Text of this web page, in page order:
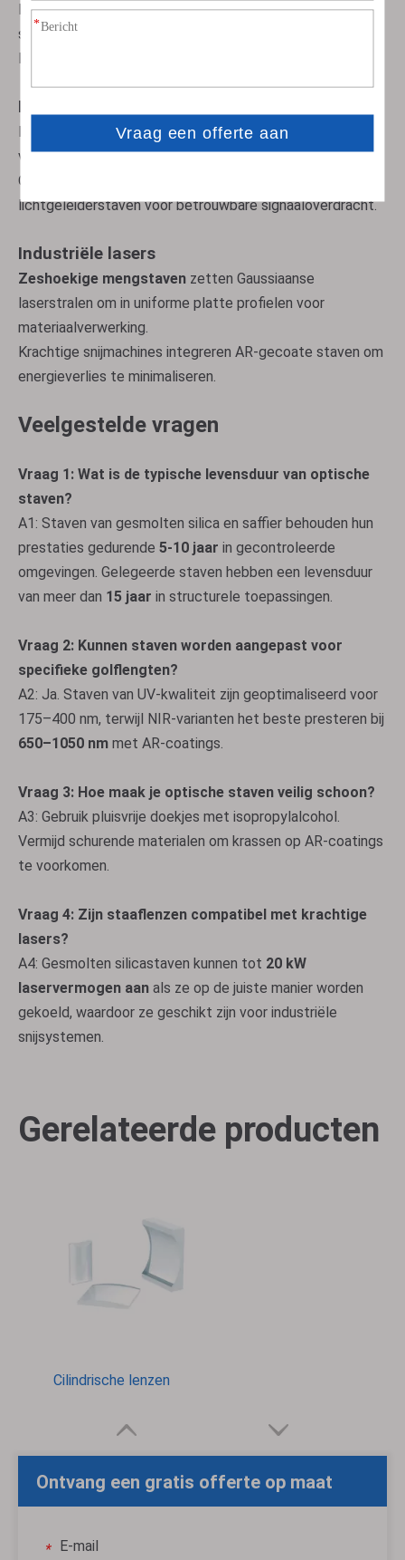
Lasertherapieapparaten maken gebruik van gesmolten
silicastaven om nauwkeurige energiedoseringen te
leveren.
Lucht- en ruimtevaart en defensie
Niobium-zirkoniumstaven versterken
vliegtuigmotoronderdelen onder extreme temperaturen.
Optische geleidingssystemen maken gebruik van
lichtgeleiderstaven voor betrouwbare signaaloverdracht.
Industriële lasers
Zeshoekige mengstaven zetten Gaussiaanse
laserstralen om in uniforme platte profielen voor
materiaalverwerking.
Krachtige snijmachines integreren AR-gecoate staven om
energieverlies te minimaliseren.
Veelgestelde vragen
Vraag 1: Wat is de typische levensduur van optische
staven?
A1: Staven van gesmolten silica en saffier behouden hun
prestaties gedurende 5-10 jaar in gecontroleerde
omgevingen. Gelegeerde staven hebben een levensduur
van meer dan 15 jaar in structurele toepassingen.
Vraag 2: Kunnen staven worden aangepast voor
specifieke golflengten?
A2: Ja. Staven van UV-kwaliteit zijn geoptimaliseerd voor
175–400 nm, terwijl NIR-varianten het beste presteren bij
650–1050 nm met AR-coatings.
Vraag 3: Hoe maak je optische staven veilig schoon?
A3: Gebruik pluisvrije doekjes met isopropylalcohol.
Vermijd schurende materialen om krassen op AR-coatings
te voorkomen.
Vraag 4: Zijn staaflenzen compatibel met krachtige
lasers?
A4: Gesmolten silicastaven kunnen tot 20 kW
laservermogen aan als ze op de juiste manier worden
gekoeld, waardoor ze geschikt zijn voor industriële
snijsystemen.
Gerelateerde producten
Cilindrische lenzen
Ontvang een gratis offerte op maat
* E-mail